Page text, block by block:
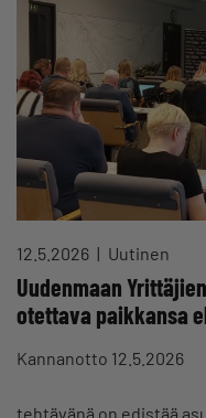
12.5.2026 Uutinen
Uudenmaan
otettava paikkansa
Kannanotto
Kuntalain
tehtävänä on edistää